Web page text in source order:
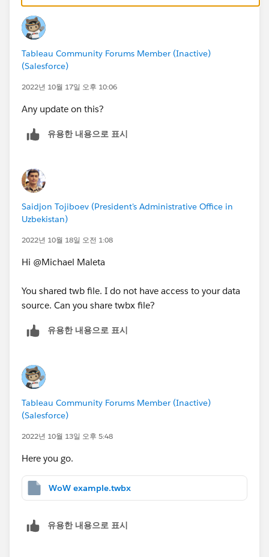
Tableau Community Forums Member (Inactive)
(Salesforce)
2022년 10월 17일 오후 10:06
Any update on this?
유용한 내용으로 표시
Saidjon Tojiboev (President's Administrative Office in
Uzbekistan)
2022년 10월 18일 오전 1:08
Hi @Michael Maleta​
You shared twb file. I do not have access to your data
source. Can you share twbx file?
유용한 내용으로 표시
Tableau Community Forums Member (Inactive)
(Salesforce)
2022년 10월 13일 오후 5:48
Here you go.
WoW example.twbx
유용한 내용으로 표시